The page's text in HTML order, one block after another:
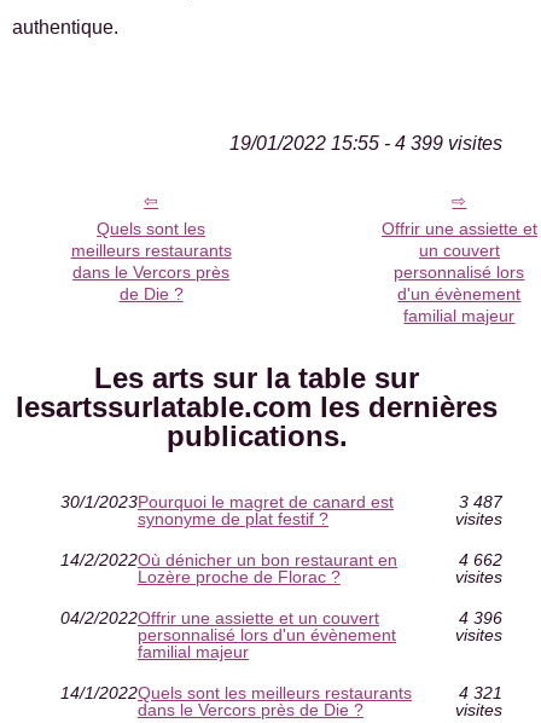
authentique.
19/01/2022 15:55 - 4 399 visites
Quels sont les
meilleurs restaurants
dans le Vercors près
de Die ?
Offrir une assiette et
un couvert
personnalisé lors
d'un évènement
familial majeur
Les arts sur la table sur
lesartssurlatable.com les dernières
publications.
30/1/2023Pourquoi le magret de canard est
synonyme de plat festif ?
3 487
visites
14/2/2022Où dénicher un bon restaurant en
Lozère proche de Florac ?
4 662
visites
04/2/2022Offrir une assiette et un couvert
personnalisé lors d'un évènement
familial majeur
4 396
visites
14/1/2022Quels sont les meilleurs restaurants
dans le Vercors près de Die ?
4 321
visites